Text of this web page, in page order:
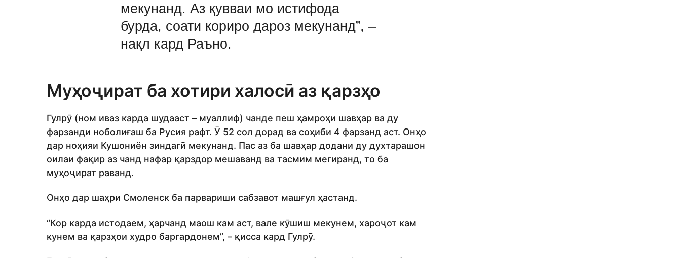
мекунанд. Аз қувваи мо истифода
бурда, соати кориро дароз мекунанд”, –
нақл кард Раъно.
Муҳоҷират ба хотири халосӣ аз қарзҳо
Гулрӯ (ном иваз карда шудааст – муаллиф) чанде пеш ҳамроҳи шавҳар ва ду
фарзанди ноболиғаш ба Русия рафт. Ӯ 52 сол дорад ва соҳиби 4 фарзанд аст. Онҳо
дар ноҳияи Кушониён зиндагӣ мекунанд. Пас аз ба шавҳар додани ду духтарашон
оилаи фақир аз чанд нафар қарздор мешаванд ва тасмим мегиранд, то ба
муҳоҷират раванд.
Онҳо дар шаҳри Смоленск ба парвариши сабзавот машғул ҳастанд.
“Кор карда истодаем, ҳарчанд маош кам аст, вале кӯшиш мекунем, хароҷот кам
кунем ва қарзҳои худро баргардонем”, – қисса кард Гулрӯ.